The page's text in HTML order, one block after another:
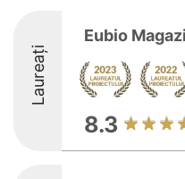
Laureați
Eubio
8.3